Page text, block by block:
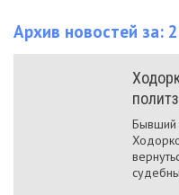
Архив новостей за:
Бывший